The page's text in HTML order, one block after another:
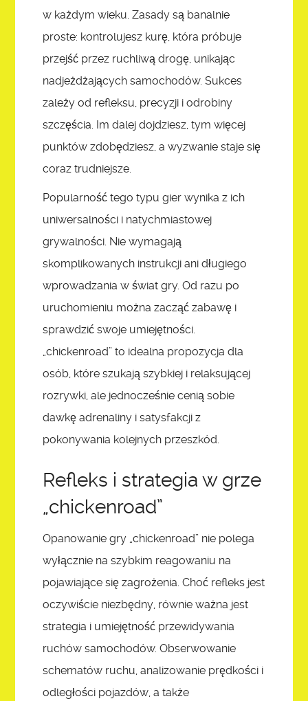
w każdym wieku. Zasady są banalnie
proste: kontrolujesz kurę, która próbuje
przejść przez ruchliwą drogę, unikając
nadjeżdżających samochodów. Sukces
zależy od refleksu, precyzji i odrobiny
szczęścia. Im dalej dojdziesz, tym więcej
punktów zdobędziesz, a wyzwanie staje się
coraz trudniejsze.
Popularność tego typu gier wynika z ich
uniwersalności i natychmiastowej
grywalności. Nie wymagają
skomplikowanych instrukcji ani długiego
wprowadzania w świat gry. Od razu po
uruchomieniu można zacząć zabawę i
sprawdzić swoje umiejętności.
„chickenroad” to idealna propozycja dla
osób, które szukają szybkiej i relaksującej
rozrywki, ale jednocześnie cenią sobie
dawkę adrenaliny i satysfakcji z
pokonywania kolejnych przeszkód.
Refleks i strategia w grze
„chickenroad”
Opanowanie gry „chickenroad” nie polega
wyłącznie na szybkim reagowaniu na
pojawiające się zagrożenia. Choć refleks jest
oczywiście niezbędny, równie ważna jest
strategia i umiejętność przewidywania
ruchów samochodów. Obserwowanie
schematów ruchu, analizowanie prędkości i
odległości pojazdów, a także